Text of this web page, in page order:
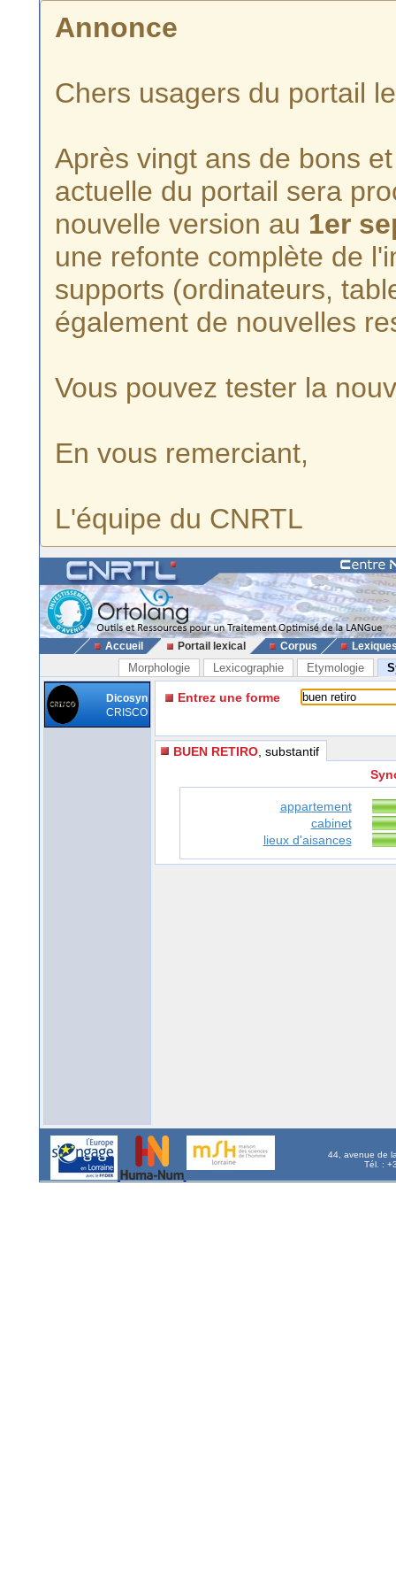
Annonce
Chers usagers du portail
Après vingt ans de bons
actuelle du portail sera
nouvelle version au 1er
une refonte complète de
supports (ordinateurs,
également de nouvelles
Vous pouvez tester la
En vous remerciant,
L'équipe du CNRTL
Accueil Portail lexical Corpus
Morphologie Lexicographie Etymologie
Dicosyn
CRISCO
Entrez une forme
BUEN RETIRO , substantif
appartement
cabinet
lieux d'aisances
44, avenue de
Tél. :